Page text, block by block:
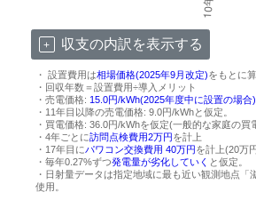
収支の内訳を表示する
・ 設置費用は相場価格(2025年9月改定)をもとに算
・回収年数＝設置費用÷導入メリット
・売電価格: 15.0円/kWh(2025年度中に設置の場合)
・11年目以降の売電価格: 9.0円/kWhと仮定。
・買電価格: 36.0円/kWhを仮定(一般的な家庭の買
・4年ごとに訪問点検費用2万円を計上
・17年目にパワコン交換費用 40万円を計上(20万
・毎年0.27%ずつ発電量が劣化していく と仮定。
・日射量データは指定地域に最も近い観測地点「
使用。